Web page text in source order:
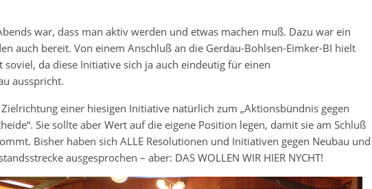
war, dass man aktiv werden und etwas machen muß. Dazu war ein
auch bereit. Von einem Anschluß an die Gerdau-Bohlsen-Eimker-BI hielt
da diese Initiative sich ja auch eindeutig für einen
ausspricht.
einer hiesigen Initiative natürlich zum „Aktionsbündnis gegen
Sie sollte aber Wert auf die eigene Position legen, damit sie am Schluß
Bisher haben sich ALLE Resolutionen und Initiativen gegen Neubau und
ausgesprochen – aber: DAS WOLLEN WIR HIER NYCHT!